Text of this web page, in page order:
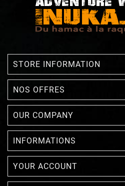
STORE INFORMATION
NOS OFFRES
OUR COMPANY
INFORMATIONS
YOUR ACCOUNT